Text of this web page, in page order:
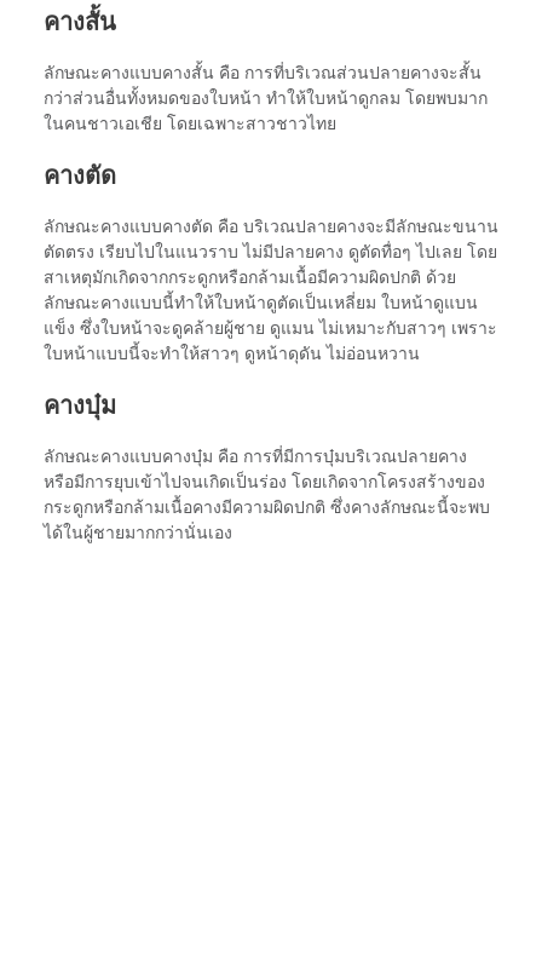
คางสั้น
ลักษณะคางแบบคางสั้น คือ การที่บริเวณส่วนปลายคางจะสั้น
กว่าส่วนอื่นทั้งหมดของใบหน้า ทำให้ใบหน้าดูกลม โดยพบมาก
ในคนชาวเอเชีย โดยเฉพาะสาวชาวไทย
คางตัด
ลักษณะคางแบบคางตัด คือ บริเวณปลายคางจะมีลักษณะขนาน
ตัดตรง เรียบไปในแนวราบ ไม่มีปลายคาง ดูตัดทื่อๆ ไปเลย โดย
สาเหตุมักเกิดจากกระดูกหรือกล้ามเนื้อมีความผิดปกติ ด้วย
ลักษณะคางแบบนี้ทำให้ใบหน้าดูตัดเป็นเหลี่ยม ใบหน้าดูแบน
แข็ง ซึ่งใบหน้าจะดูคล้ายผู้ชาย ดูแมน ไม่เหมาะกับสาวๆ เพราะ
ใบหน้าแบบนี้จะทำให้สาวๆ ดูหน้าดุดัน ไม่อ่อนหวาน
คางบุ๋ม
ลักษณะคางแบบคางบุ๋ม คือ การที่มีการบุ๋มบริเวณปลายคาง
หรือมีการยุบเข้าไปจนเกิดเป็นร่อง โดยเกิดจากโครงสร้างของ
กระดูกหรือกล้ามเนื้อคางมีความผิดปกติ ซึ่งคางลักษณะนี้จะพบ
ได้ในผู้ชายมากกว่านั่นเอง